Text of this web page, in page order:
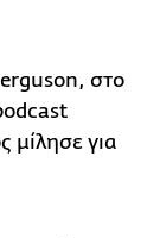
στο
μίλησε για